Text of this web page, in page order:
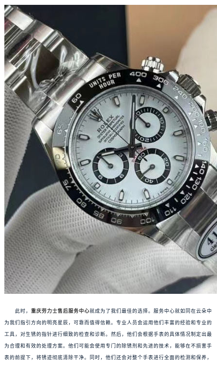
此时， 重庆劳力士售后服务中心就成为了我们最佳的选择。服务中心就如同在云朵中
为我们指引方向的明亮星辰，可靠而值得信赖。专业人员会运用他们丰富的经验和专业的
工具，对生锈的指针进行细致的检查和诊断。然后，他们会根据手表的具体情况制定出最
为合理和有效的处理方案。他们可能会使用专门的除锈剂和先进的技术，能够在不损害手
表的前提下，将锈迹彻底清除干净。同时，他们还会对整个手表进行全面的检测和保养，